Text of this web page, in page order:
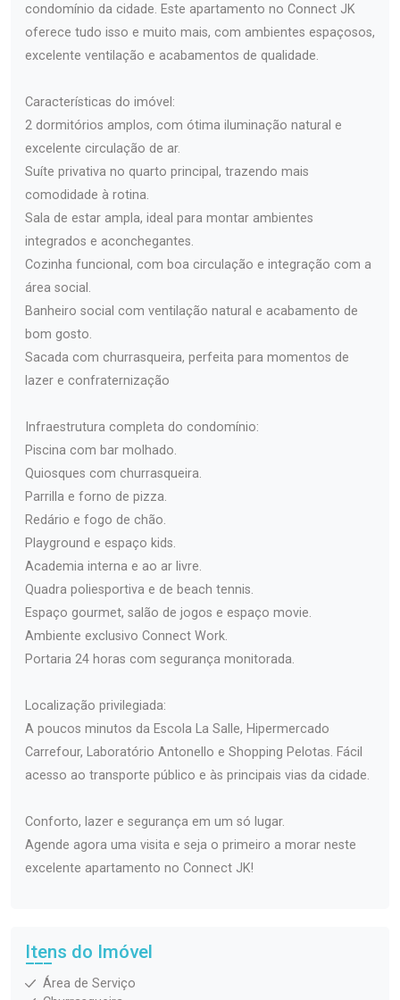
condomínio da cidade. Este apartamento no Connect JK
oferece tudo isso e muito mais, com ambientes espaçosos,
excelente ventilação e acabamentos de qualidade.
Características do imóvel:
2 dormitórios amplos, com ótima iluminação natural e
excelente circulação de ar.
Suíte privativa no quarto principal, trazendo mais
comodidade à rotina.
Sala de estar ampla, ideal para montar ambientes
integrados e aconchegantes.
Cozinha funcional, com boa circulação e integração com a
área social.
Banheiro social com ventilação natural e acabamento de
bom gosto.
Sacada com churrasqueira, perfeita para momentos de
lazer e confraternização
Infraestrutura completa do condomínio:
Piscina com bar molhado.
Quiosques com churrasqueira.
Parrilla e forno de pizza.
Redário e fogo de chão.
Playground e espaço kids.
Academia interna e ao ar livre.
Quadra poliesportiva e de beach tennis.
Espaço gourmet, salão de jogos e espaço movie.
Ambiente exclusivo Connect Work.
Portaria 24 horas com segurança monitorada.
Localização privilegiada:
A poucos minutos da Escola La Salle, Hipermercado
Carrefour, Laboratório Antonello e Shopping Pelotas. Fácil
acesso ao transporte público e às principais vias da cidade.
Conforto, lazer e segurança em um só lugar.
Agende agora uma visita e seja o primeiro a morar neste
excelente apartamento no Connect JK!
Itens do Imóvel
Área de Serviço